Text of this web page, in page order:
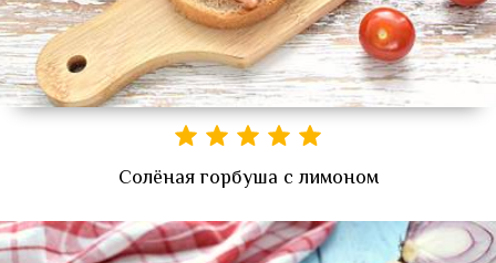
Солёная горбуша с лимоном